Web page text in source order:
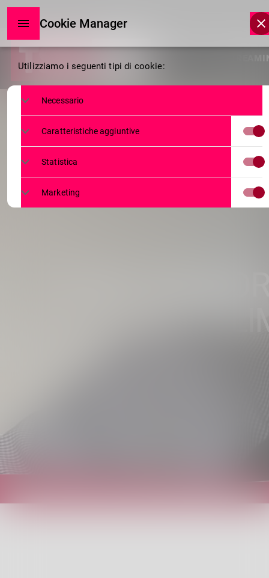
LIVE
OGNI
Cookie Manager
Cookie
Manager
Utilizziamo i seguenti tipi di cookie:
Necessario
Caratteristiche aggiuntive
Statistica
Marketing